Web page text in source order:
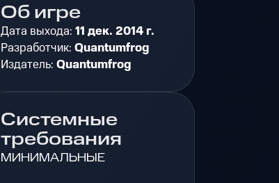
Об игре
Дата выхода: 11 дек. 2014 г.
Разработчик: Quantumfrog
Издатель: Quantumfrog
Системные
требования
МИНИМАЛЬНЫЕ